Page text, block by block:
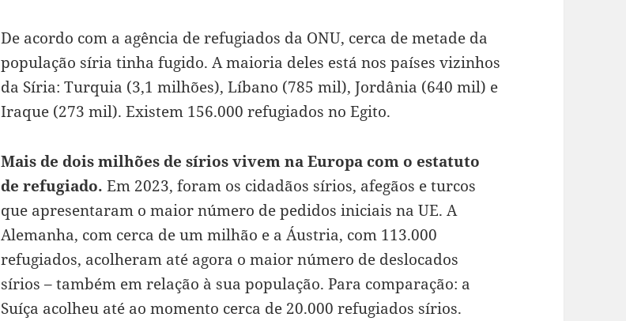
De acordo com a agência de refugiados da ONU, cerca de metade da
população síria tinha fugido. A maioria deles está nos países vizinhos
da Síria: Turquia (3,1 milhões), Líbano (785 mil), Jordânia (640 mil) e
Iraque (273 mil). Existem 156.000 refugiados no Egito.
Mais de dois milhões de sírios vivem na Europa com o estatuto
de refugiado. Em 2023, foram os cidadãos sírios, afegãos e turcos
que apresentaram o maior número de pedidos iniciais na UE. A
Alemanha, com cerca de um milhão e a Áustria, com 113.000
refugiados, acolheram até agora o maior número de deslocados
sírios – também em relação à sua população. Para comparação: a
Suíça acolheu até ao momento cerca de 20.000 refugiados sírios.